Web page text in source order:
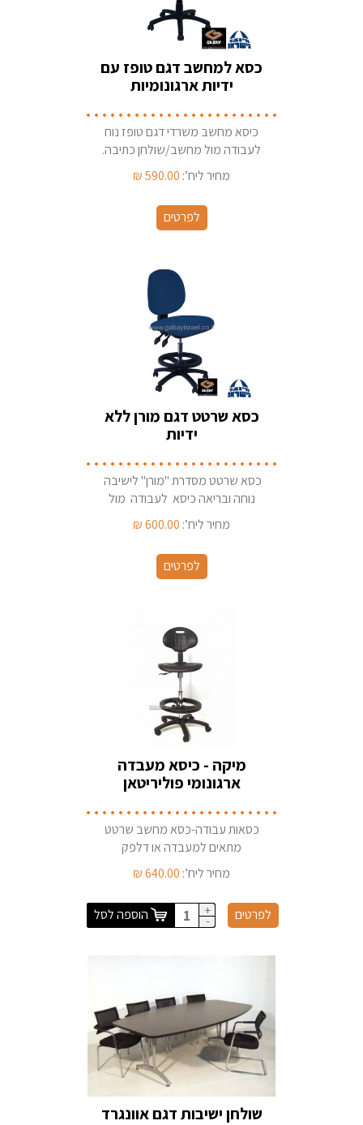
כסא למחשב דגם טופז עם
ידיות ארגונומיות
כיסא מחשב משרדי דגם טופז נוח
לעבודה מול מחשב/שולחן כתיבה.
קיים במגוון בדי ריפוד תוצרת ישראל
מחיר ליח’: 590.00
₪
לפרטים
כסא שרטט דגם מורן ללא
ידיות
כסא שרטט מסדרת "מורן" לישיבה
נוחה ובריאה כיסא לעבודה מול
מחשב/דלפק / קופה קיים במגוון בדי
ריפוד
מחיר ליח’: 600.00
₪
לפרטים
מיקה - כיסא מעבדה
ארגונומי פוליריטאן
כסאות עבודה-כסא מחשב שרטט
מתאים למעבדה או דלפק
כסא קופאי/ת ארגונומי מסדרת
"מיקה" לישיבה נוחה ובריאה לאורך
זמן. כיסא לעבודה מול
מחשב/דלפק / קופה ארץ ייצור - יש
מחיר ליח’: 640.00
₪
לפרטים +
- הוספה לסל
שולחן ישיבות דגם אוונגרד